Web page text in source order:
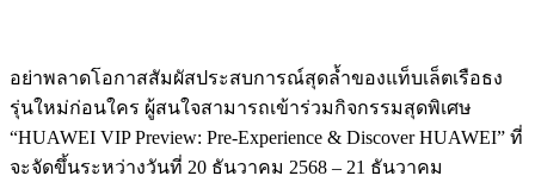
อย่าพลาดโอกาสสัมผัสประสบการณ์สุดล้ำของแท็บเล็ตเรือธง
รุ่นใหม่ก่อนใคร ผู้สนใจสามารถเข้าร่วมกิจกรรมสุดพิเศษ
“HUAWEI VIP Preview: Pre-Experience & Discover HUAWEI” ที่
จะจัดขึ้นระหว่างวันที่ 20 ธันวาคม 2568 – 21 ธันวาคม